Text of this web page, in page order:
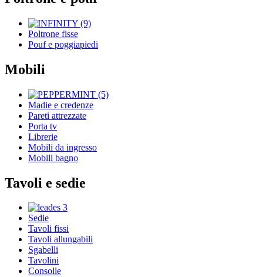
Poltrone fisse
Pouf e poggiapiedi
Mobili
Madie e credenze
Pareti attrezzate
Porta tv
Librerie
Mobili da ingresso
Mobili bagno
Tavoli e sedie
Sedie
Tavoli fissi
Tavoli allungabili
Sgabelli
Tavolini
Consolle